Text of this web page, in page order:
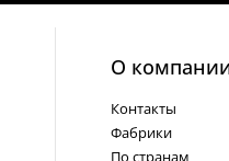
О
Контакты
Фабрики
По странам